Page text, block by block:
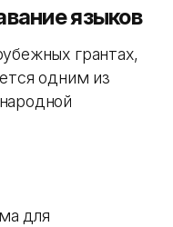
языков
грантах,
одним из
для